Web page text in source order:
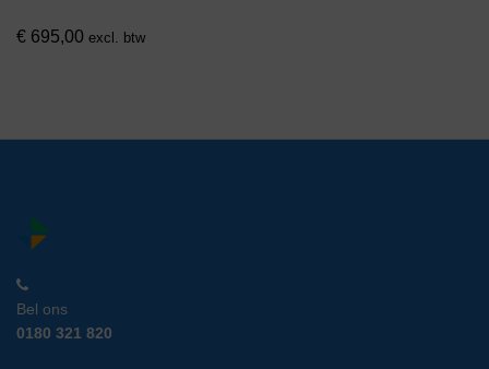
€ 695,00 excl. btw
Bel ons
0180 321 820